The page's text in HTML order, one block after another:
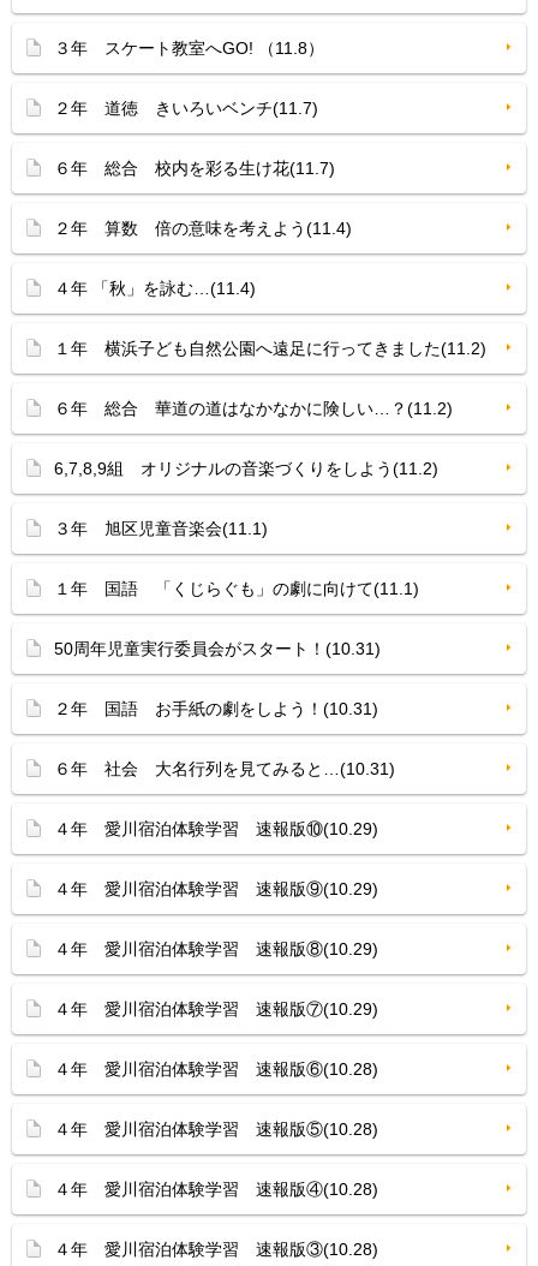
３年 スケート教室へGO! （11.8）
２年 道徳 きいろいベンチ(11.7)
６年 総合 校内を彩る生け花(11.7)
２年 算数 倍の意味を考えよう(11.4)
４年 「秋」を詠む…(11.4)
１年 横浜子ども自然公園へ遠足に行ってきました(11.2)
６年 総合 華道の道はなかなかに険しい…？(11.2)
6,7,8,9組 オリジナルの音楽づくりをしよう(11.2)
３年 旭区児童音楽会(11.1)
１年 国語 「くじらぐも」の劇に向けて(11.1)
50周年児童実行委員会がスタート！(10.31)
２年 国語 お手紙の劇をしよう！(10.31)
６年 社会 大名行列を見てみると…(10.31)
４年 愛川宿泊体験学習 速報版⑩(10.29)
４年 愛川宿泊体験学習 速報版⑨(10.29)
４年 愛川宿泊体験学習 速報版⑧(10.29)
４年 愛川宿泊体験学習 速報版⑦(10.29)
４年 愛川宿泊体験学習 速報版⑥(10.28)
４年 愛川宿泊体験学習 速報版⑤(10.28)
４年 愛川宿泊体験学習 速報版④(10.28)
４年 愛川宿泊体験学習 速報版③(10.28)